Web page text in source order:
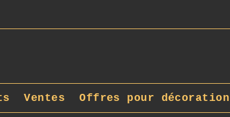
Ventes Offres pour décoration